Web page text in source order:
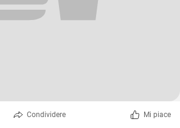
Condividere Mi piace